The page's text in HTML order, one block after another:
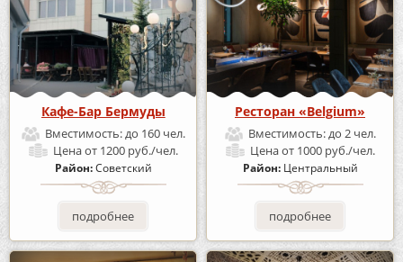
Кафе-Бар Бермуды
Вместимость:до 160 чел.
Ценаот 1200 руб./чел.
Район:Советский
подробнее
Ресторан «Belgium»
Вместимость:до 2 чел.
Ценаот 1000 руб./чел.
Район: Центральный
подробнее